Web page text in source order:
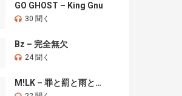
GO GHOST – King Gnu
30 聞く
Bz – 完全無欠
24 聞く
M!LK – 罪と罰と雨とキス